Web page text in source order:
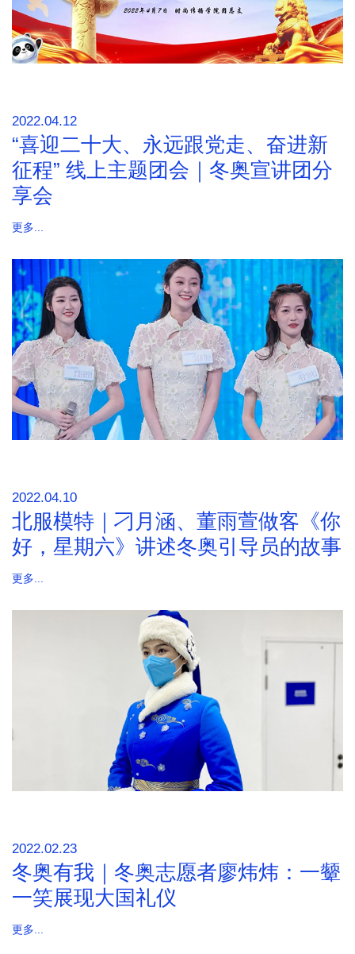
2022.04.12
“喜迎二十大、永远跟党走、奋进新
征程” 线上主题团会｜冬奥宣讲团分
享会
更多...
2022.04.10
北服模特｜刁月涵、董雨萱做客《你
好，星期六》讲述冬奥引导员的故事
更多...
2022.02.23
冬奥有我｜冬奥志愿者廖炜炜：一颦
一笑展现大国礼仪
更多...